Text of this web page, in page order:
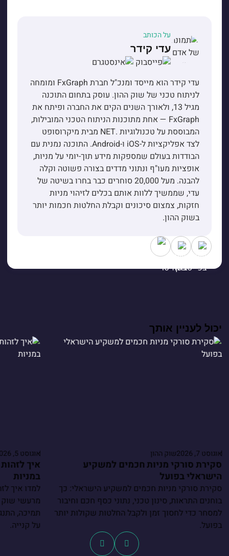
על הכותב
עדי קידר
עדי קידר הוא מייסד ומנכ"ל חברת FxGraph ומומחה
לניתוח טכני של שוק ההון. עוסק בתחום התוכנה
מגיל 13, ולאורך השנים הקים את החברה ופיתח את
FxGraph — אחת מתוכנות הניתוח הטכני המובילות,
המבוססת על טכנולוגיות .NET מבית מיקרוסופט
לצד אפליקציות ל-iOS ו-Android. התוכנה נמנית עם
הבודדות בעולם שמספקות מידע תוך-יומי על מניות,
אופציות מעו"ף ונתוני מדדים בצורה פשוטה וקלה
להבנה. מעל 20,000 סוחרים כבר בחרו בשיטה של
עדי, שממשיך ללוות אותם בכלים לזיהוי מניות
חזקות, צמצום סיכונים וקבלת החלטות חכמות יותר
בשוק ההון.
יכול לעניין אותך
אוגוסט 7, 2026 שוק ההון
סקירת סורקי מניות חכמים למשקיע
הישראלי בפועל
סקירת סורקי מניות חכמים למשקיע הישראלי: כך
בוחנים התראות, סינון טכני, נתוני כסף חכם וחיבור
למסחר כדי לחסוך זמן ולקבל החלטות שקולות יותר
בפועל.
אוגוסט 5, 2026
איך
במניות
למדו איך
מרעשי שוק
תמיכה,
על קנייה.